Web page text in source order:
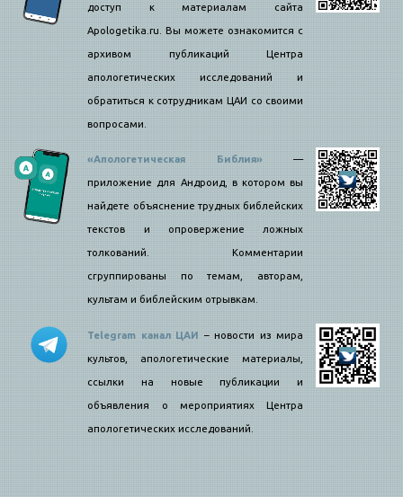
доступ к материалам сайта
Apologetika.ru. Вы можете ознакомится с
архивом публикаций Центра
апологетических исследований и
обратиться к сотрудникам ЦАИ со своими
вопросами.
«Апологетическая Библия»—
приложение для Андроид, в котором вы
найдете объяснение трудных библейских
текстов и опровержение ложных
толкований. Комментарии
сгруппированы по темам, авторам,
культам и библейским отрывкам.
Telegram канал ЦАИ – новости из мира
культов, апологетические материалы,
ссылки на новые публикации и
объявления о мероприятиях Центра
апологетических исследований.